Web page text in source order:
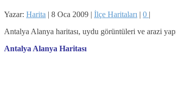
Yazar: Harita | 8 Oca 2009 | İlçe Haritaları | 0 |
Antalya Alanya haritası, uydu görüntüleri ve arazi
Antalya Alanya Haritası